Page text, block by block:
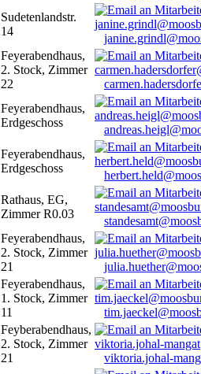
Sudetenlandstr.
14
Feyerabendhaus,
2. Stock, Zimmer
22
Feyerabendhaus,
Erdgeschoss
Feyerabendhaus,
Erdgeschoss
Rathaus, EG,
Zimmer R0.03
Feyerabendhaus,
2. Stock, Zimmer
21
Feyerabendhaus,
1. Stock, Zimmer
11
Feyberabendhaus,
2. Stock, Zimmer
21
viktoria.johal-